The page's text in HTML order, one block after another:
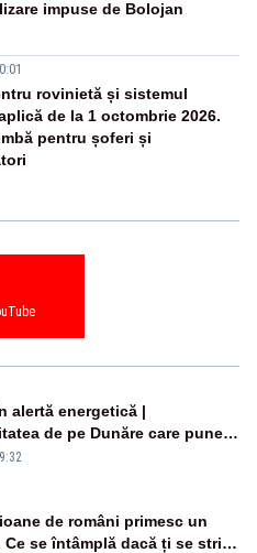
impuse de Bolojan
rovinietă și sistemul
de la 1 octombrie 2026.
pentru șoferi și
alertă energetică |
de pe Dunăre care pune
Cernavodă era
de români primesc un
se întâmplă dacă ți se strică